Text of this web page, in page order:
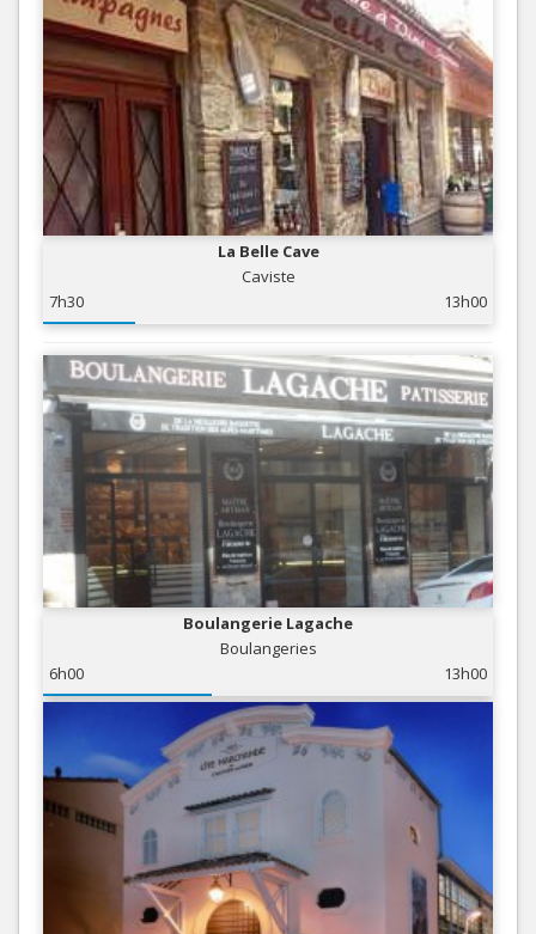
La Belle Cave
Caviste
7h30
13h00
Boulangerie Lagache
Boulangeries
6h00
13h00